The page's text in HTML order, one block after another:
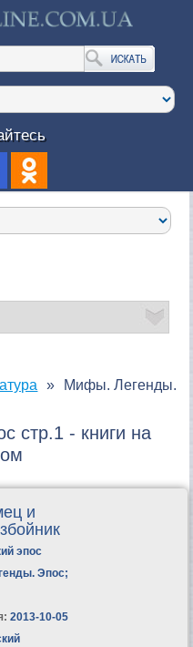
Мифы. Легенды.
стр.1 - книги на
и
эпос
Эпос;
2013-10-05